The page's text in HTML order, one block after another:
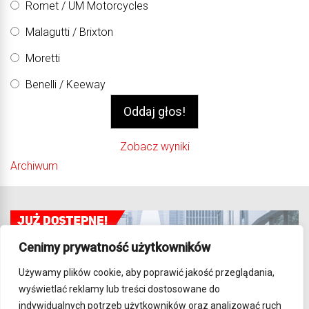
Cenimy prywatność użytkowników
Używamy plików cookie, aby poprawić jakość przeglądania,
wyświetlać reklamy lub treści dostosowane do
indywidualnych potrzeb użytkowników oraz analizować ruch
Romet / UM Motorcycles
Malagutti / Brixton
Moretti
Benelli / Keeway
Zobacz wyniki
Archiwum